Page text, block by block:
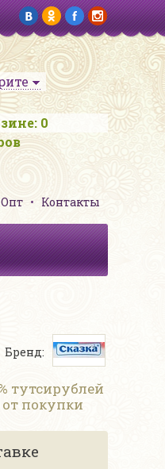
0
Опт Контакты
Бренд:
тутсирублей
от покупки